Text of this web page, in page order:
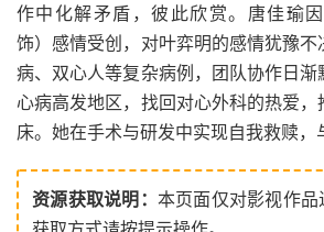
作中化解矛盾，彼此欣赏。唐佳瑜
饰）感情受创，对叶弈明的感情犹豫
病、双心人等复杂病例，团队协作日
心病高发地区，找回对心外科的热爱
床。她在手术与研发中实现自我救赎，
资源获取说明： 本页面仅对影视作品